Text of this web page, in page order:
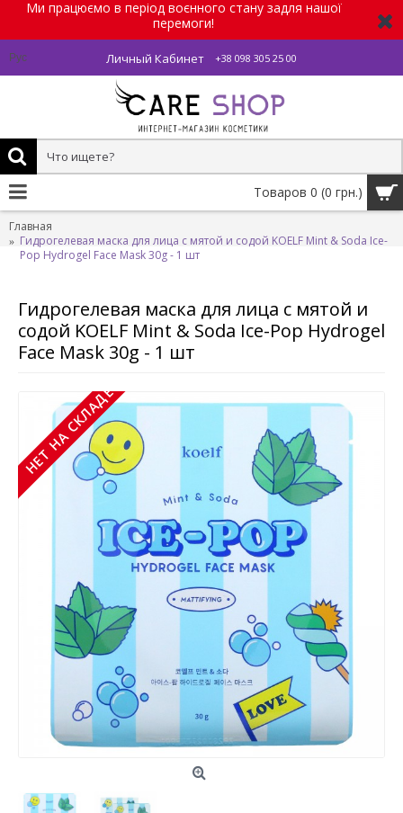
Ми працюємо в період воєнного стану задля нашої
перемоги!
Рус Личный Кабинет +38 098 305 25 00
Товаров 0 (0 грн.)
Главная
Гидрогелевая маска для лица с мятой и cодой KOELF Mint & Soda Ice-
Pop Hydrogel Face Mask 30g - 1 шт
Гидрогелевая маска для лица с мятой и
cодой KOELF Mint & Soda Ice-Pop Hydrogel
Face Mask 30g - 1 шт
НЕТ НА СКЛАДЕ